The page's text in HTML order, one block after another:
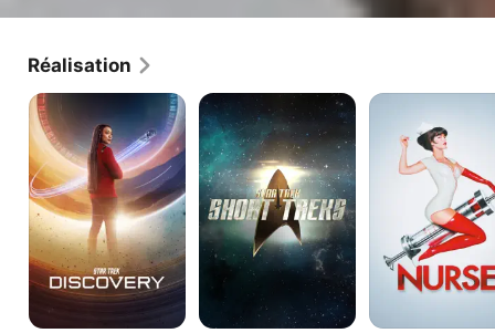
Réalisation
Star
Trek:
Discovery
Star
Trek:
Short
Treks
Nurse